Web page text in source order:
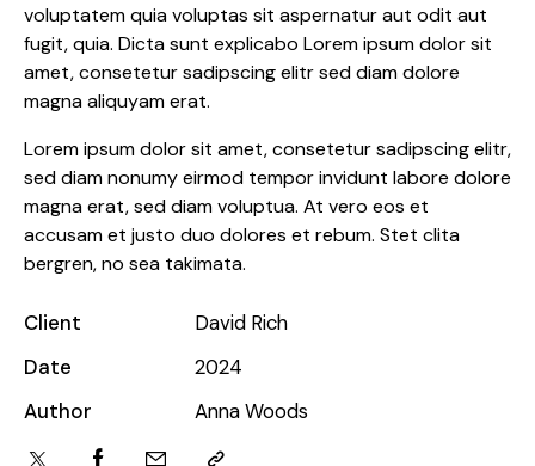
voluptatem quia voluptas sit aspernatur aut odit aut
fugit, quia. Dicta sunt explicabo Lorem ipsum dolor sit
amet, consetetur sadipscing elitr sed diam dolore
magna aliquyam erat.
Lorem ipsum dolor sit amet, consetetur sadipscing elitr,
sed diam nonumy eirmod tempor invidunt labore dolore
magna erat, sed diam voluptua. At vero eos et
accusam et justo duo dolores et rebum. Stet clita
bergren, no sea takimata.
Client
David Rich
Date
2024
Author
Anna Woods